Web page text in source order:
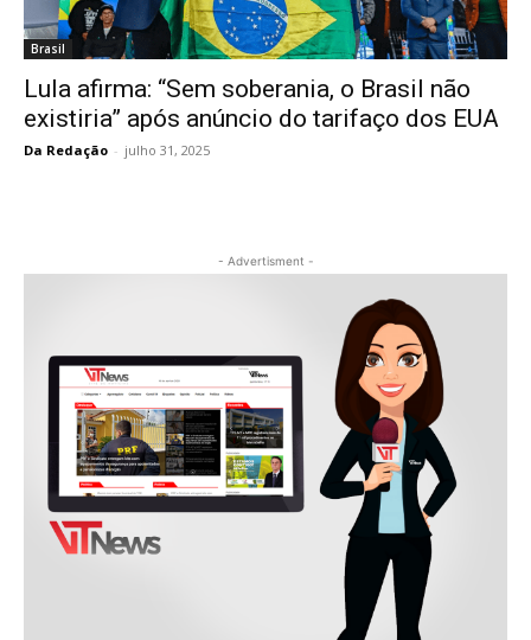
Brasil
Lula afirma: “Sem soberania, o Brasil não
existiria” após anúncio do tarifaço dos EUA
Da Redação - julho 31, 2025
- Advertisment -